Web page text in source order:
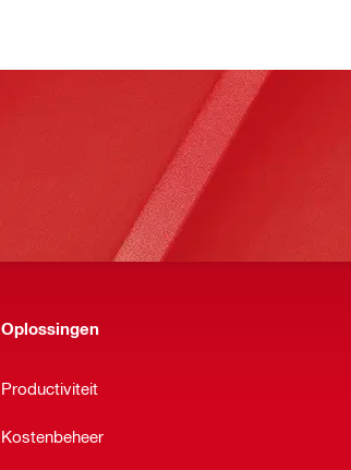
Oplossingen
Productiviteit
Kostenbeheer